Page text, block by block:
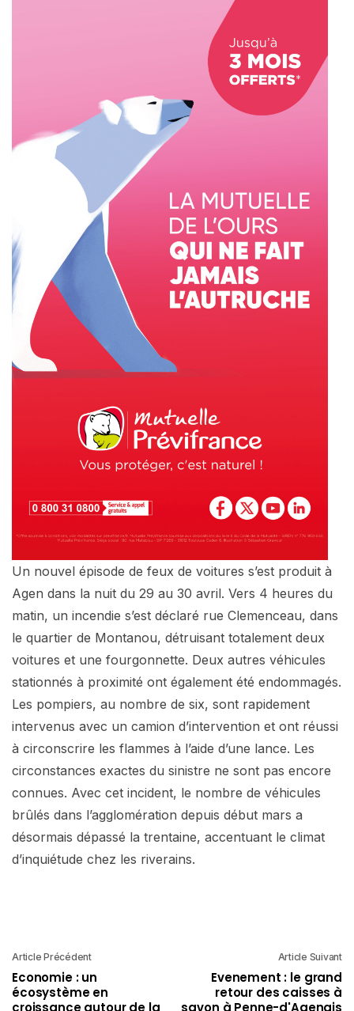
Un nouvel épisode de feux de voitures s’est produit à
Agen dans la nuit du 29 au 30 avril. Vers 4 heures du
matin, un incendie s’est déclaré rue Clemenceau, dans
le quartier de Montanou, détruisant totalement deux
voitures et une fourgonnette. Deux autres véhicules
stationnés à proximité ont également été endommagés.
Les pompiers, au nombre de six, sont rapidement
intervenus avec un camion d’intervention et ont réussi
à circonscrire les flammes à l’aide d’une lance. Les
circonstances exactes du sinistre ne sont pas encore
connues. Avec cet incident, le nombre de véhicules
brûlés dans l’agglomération depuis début mars a
désormais dépassé la trentaine, accentuant le climat
d’inquiétude chez les riverains.
Article Précédent
Economie : un
écosystème en
croissance autour de la
Article Suivant
Evenement : le grand
retour des caisses à
savon à Penne-d'Agenais